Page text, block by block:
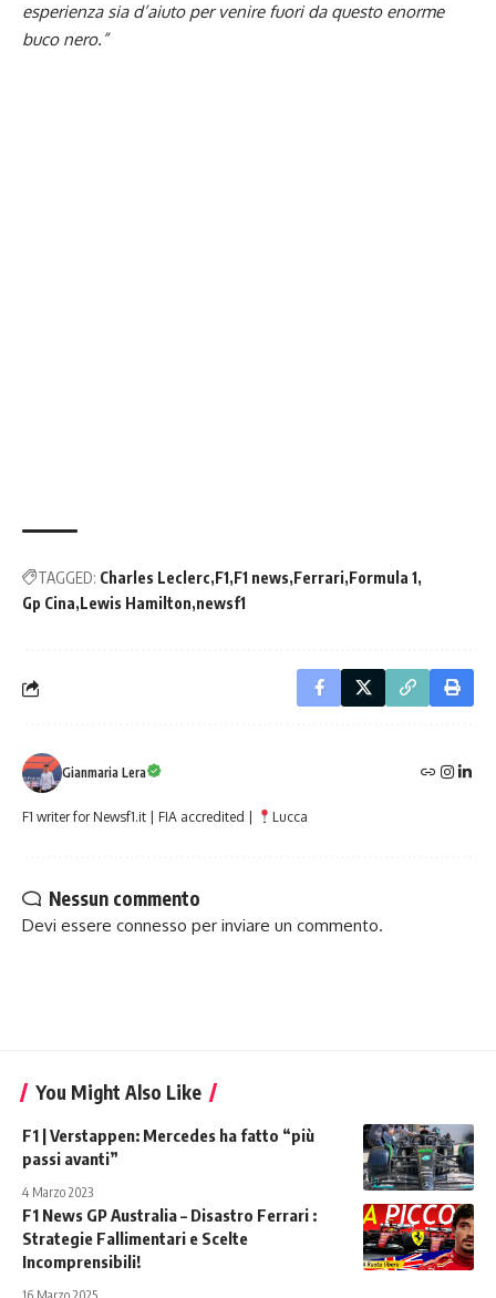
esperienza sia d’aiuto per venire fuori da questo enorme
buco nero.”
TAGGED: Charles Leclerc F1 F1 news Ferrari Formula 1
Gp Cina Lewis Hamilton newsf1
Gianmaria Lera
F1 writer for Newsf1.it | FIA accredited | Lucca
Nessun commento
Devi essere connesso per inviare un commento.
You Might Also Like
F1 | Verstappen: Mercedes ha fatto “più
passi avanti”
4 Marzo 2023
F1 News GP Australia – Disastro Ferrari :
Strategie Fallimentari e Scelte
Incomprensibili!